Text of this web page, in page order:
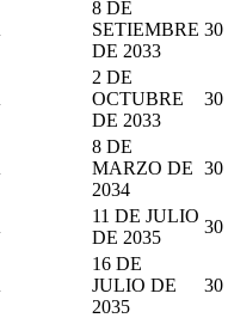
8 DE
SETIEMBRE
DE 2033
30
2 DE
OCTUBRE
DE 2033
30
8 DE
MARZO DE
2034
30
11 DE JULIO
DE 2035
30
16 DE
JULIO DE
2035
30